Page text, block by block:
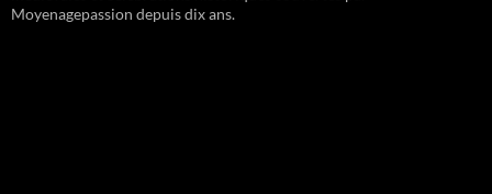
Moyenagepassion depuis dix ans.